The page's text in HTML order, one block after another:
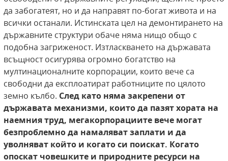
да забогатеят, но и да направят по-богат живота и на
всички останали. Истинската цел на демонтирането на
държавните структури обаче няма нищо общо с
подобна загриженост. Изтласкването на държавата
всъщност осигурява огромно богатство на
мултинационалните корпорации, които вече са
свободни да експлоатират работниците по цялото
земно кълбо. След като няма закрепени от
държавата механизми, които да пазят хората на
наемния труд, мегакорпорациите вече могат
безпроблемно да намаляват заплати и да
уволняват който и когато си поискат. Когато
опоскат човешките и природните ресурси на